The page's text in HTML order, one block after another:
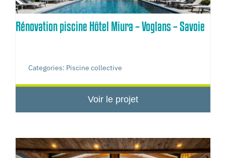
Rénovation piscine Hôtel Miura – Voglans – Savoie
Categories: Piscine collective
Voir le projet